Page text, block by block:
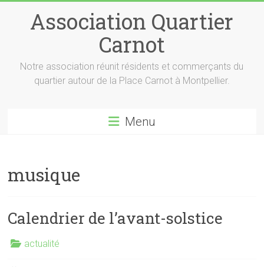
contentAssociation Quartier
Carnot
Notre association réunit résidents et commerçants du
quartier autour de la Place Carnot à Montpellier.
Menu
musique
Calendrier de l’avant-solstice
actualité